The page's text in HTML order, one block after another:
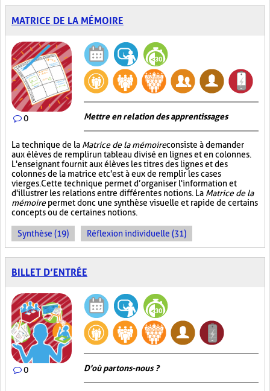
MATRICE DE LA MÉMOIRE
0 Mettre en relation des apprentissages
La technique de la Matrice de la mémoireconsiste à demander
aux élèves de remplir un tableau divisé en lignes et en colonnes.
L'enseignant fournit aux élèves les titres des lignes et des
colonnes de la matrice et c'est à eux de remplir les cases
vierges. Cette technique permet d’organiser l'information et
d'illustrer les relations entre différentes notions. La Matrice de la
mémoirepermet donc une synthèse visuelle et rapide de certains
concepts ou de certaines notions.
Synthèse (19) Réflexion individuelle (31)
BILLET D’ENTRÉE
0 D'où partons-nous ?